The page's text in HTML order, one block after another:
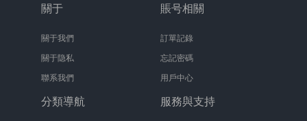
關于
關于我們
關于隐私
聯系我們
賬号相關
訂單記錄
忘記密碼
用戶中心
分類導航 服務與支持